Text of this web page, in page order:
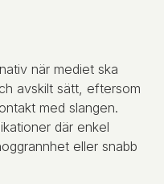
när mediet ska
avskilt sätt, eftersom
med slangen.
där enkel
eller snabb